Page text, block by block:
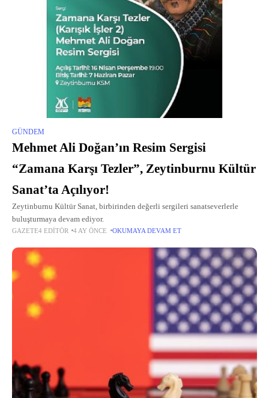
GÜNDEM
Mehmet Ali Doğan’ın Resim Sergisi
“Zamana Karşı Tezler”, Zeytinburnu Kültür
Sanat’ta Açılıyor!
Zeytinburnu Kültür Sanat, birbirinden değerli sergileri sanatseverlerle
buluşturmaya devam ediyor.
GAZETE4 EDITÖR 4 AY ÖNCE OKUMAYA DEVAM ET